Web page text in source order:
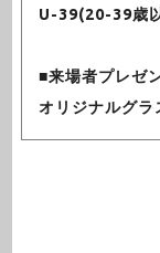
U-39(20-39歳
■来場者プレゼ
オリジナルグラ